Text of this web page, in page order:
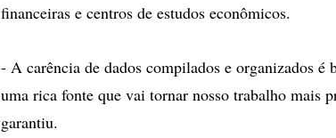
financeiras e centros de estudos econômicos.
- A carência de dados compilados e organizados é
uma rica fonte que vai tornar nosso trabalho mais
garantiu.